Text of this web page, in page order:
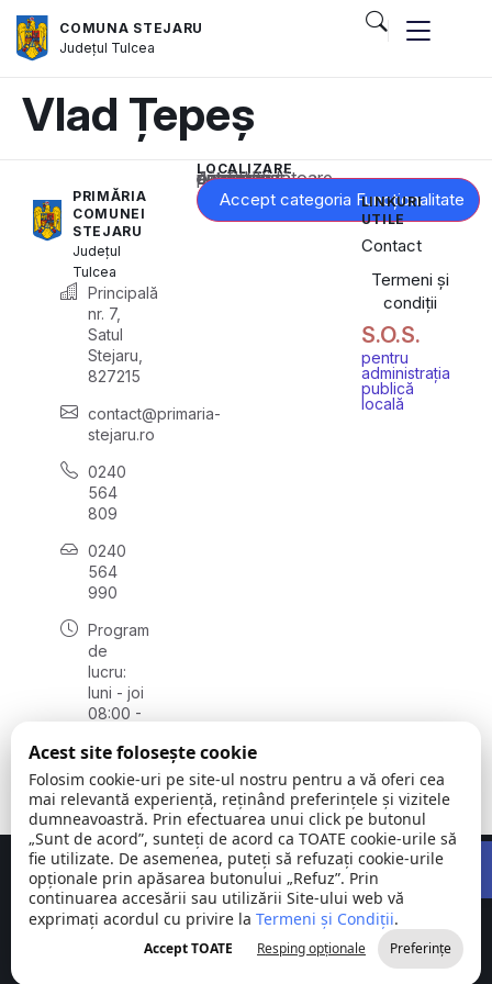
COMUNA STEJARU
Județul Tulcea
Vlad Țepeș
PRIMĂRIA
COMUNEI
STEJARU
Județul
Tulcea
Principală
nr. 7,
Satul
Stejaru,
827215
contact@primaria-
stejaru.ro
0240
564
809
0240
564
990
Program
de
lucru:
luni - joi
08:00 -
vineri
08:00 -
14:00
LOCALIZARE
Acest conținut este blocat până când acceptați categoria corespunzătoare de cookie-uri.
Accept categoria Funcționalitate
LINKURI
UTILE
Contact
Termeni și
condiții
S.O.S.
pentru
administrația
publică
locală
Comuna
Stejaru |
județul Tulcea
©
2026
Toate
drepturile
rezervate
Concept realizat deBig Media Relații Publice SRL
Acest site folosește cookie
Folosim cookie-uri pe site-ul nostru pentru a vă oferi cea
mai relevantă experiență, reținând preferințele și vizitele
dumneavoastră. Prin efectuarea unui click pe butonul
„Sunt de acord”, sunteți de acord ca TOATE cookie-urile să
fie utilizate. De asemenea, puteți să refuzați cookie-urile
opționale prin apăsarea butonului „Refuz”. Prin
continuarea accesării sau utilizării Site-ului web vă
exprimați acordul cu privire la Termeni și Condiții.
Accept TOATE Resping opționale Preferințe